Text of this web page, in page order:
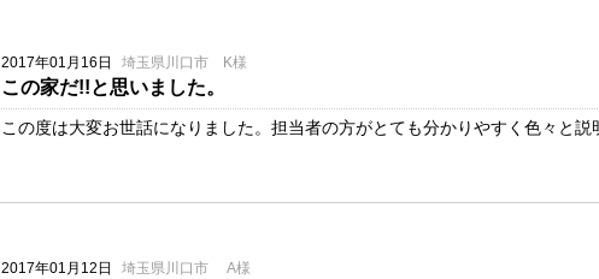
2017年01月16日 埼玉県川口市 K様
この家だ!!と思いました。
この度は大変お世話になりました。担当者の方がとても分かりやすく色々と
2017年01月12日 埼玉県川口市 A様